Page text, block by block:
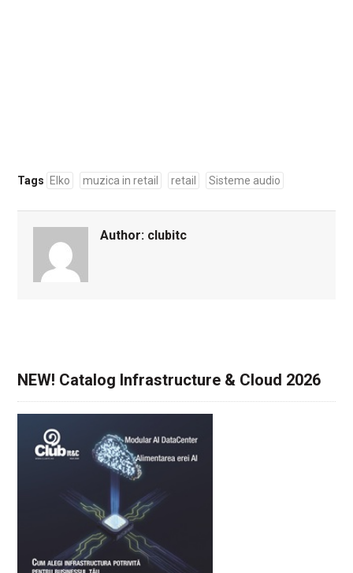
Tags Elko muzica in retail retail Sisteme audio
Author: clubitc
NEW! Catalog Infrastructure & Cloud 2026